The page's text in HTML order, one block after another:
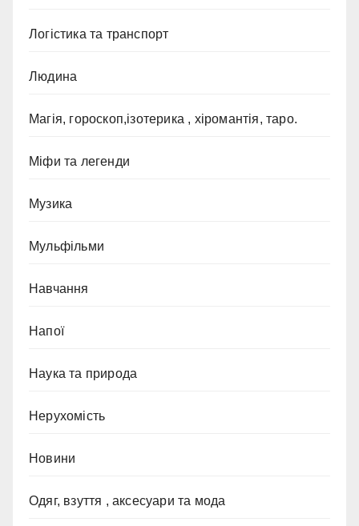
Логістика та транспорт
Людина
Магія, гороскоп,ізотерика , хіромантія, таро.
Міфи та легенди
Музика
Мульфільми
Навчання
Напої
Наука та природа
Нерухомість
Новини
Одяг, взуття , аксесуари та мода